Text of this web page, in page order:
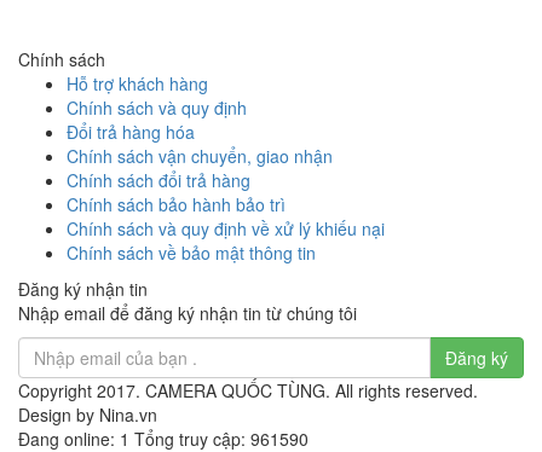
Chính sách
Hỗ trợ khách hàng
Chính sách và quy định
Đổi trả hàng hóa
Chính sách vận chuyển, giao nhận
Chính sách đổi trả hàng
Chính sách bảo hành bảo trì
Chính sách và quy định về xử lý khiếu nại
Chính sách về bảo mật thông tin
Đăng ký nhận tin
Nhập email để đăng ký nhận tin từ chúng tôi
Đăng ký
Copyright 2017. CAMERA QUỐC TÙNG. All rights reserved.
Design by Nina.vn
Đang online: 1 Tổng truy cập: 961590